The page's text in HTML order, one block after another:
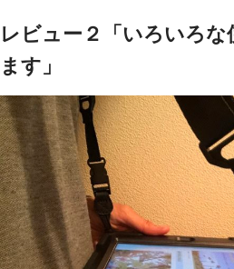
レビュー２「いろいろ
ます」